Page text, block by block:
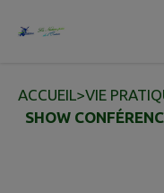
Contenu
ACCUEIL>VIE
SHOW